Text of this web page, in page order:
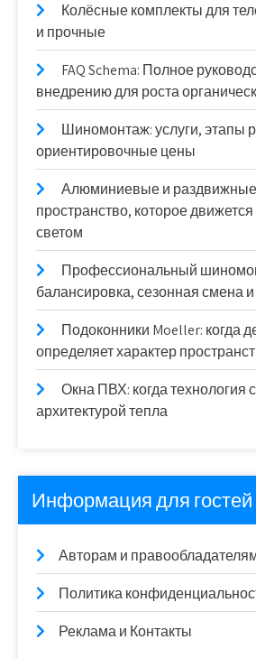
Колёсные комплекты для
и прочные
FAQ Schema: Полное
внедрению для роста
Шиномонтаж: услуги, этапы
ориентировочные цены
Алюминиевые и раздвижные
пространство, которое
светом
Профессиональный
балансировка, сезонная смена
Подоконники Moeller: когда
определяет характер
Окна ПВХ: когда технология
архитектурой тепла
Информация для гостей
Авторам и
Политика
Реклама и Контакты